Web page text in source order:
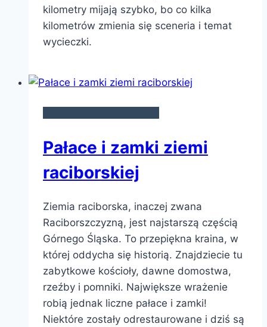
kilometry mijają szybko, bo co kilka
kilometrów zmienia się sceneria i temat
wycieczki.
Pałace i zamki ziemi
raciborskiej
Ziemia raciborska, inaczej zwana
Raciborszczyzną, jest najstarszą częścią
Górnego Śląska. To przepiękna kraina, w
której oddycha się historią. Znajdziecie tu
zabytkowe kościoły, dawne domostwa,
rzeźby i pomniki. Największe wrażenie
robią jednak liczne pałace i zamki!
Niektóre zostały odrestaurowane i dziś są